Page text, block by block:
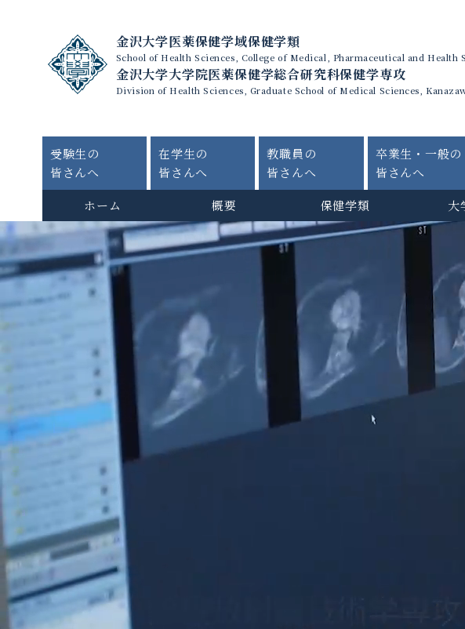
金沢大学医薬保健学域保健学類
School of Health Sciences, College of Medical, Pharmaceutical and Health
金沢大学大学院医薬保健学総合研究科保健学専攻
Division of Health Sciences, Graduate School of Medical Sciences,
受験生の
皆さんへ
在学生の
皆さんへ
教職員の
皆さんへ
卒業生・一般の
皆さんへ
ホーム
概要 保健学類 大